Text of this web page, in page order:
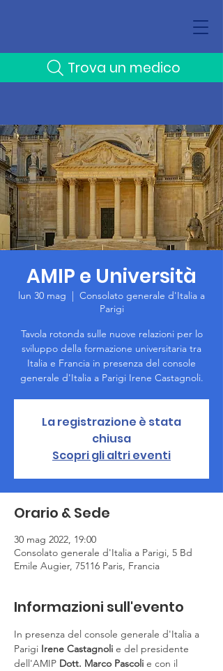
Trova un medico
AMIP e Università
lun 30 mag
  |
Consolato generale d'Italia a
Parigi
Tavola rotonda sulle nuove relazioni per lo
sviluppo della formazione universitaria tra
Italia e Francia in presenza del console
generale d'Italia a Parigi Irene Castagnoli.
La registrazione è stata
chiusa
Scopri gli altri eventi
Orario & Sede
30 mag 2022, 19:00
Consolato generale d'Italia a Parigi, 5 Bd
Emile Augier, 75116 Paris, Francia
Informazioni sull'evento
In presenza del console generale d'Italia a
Parigi Irene Castagnoli e del presidente
dell'AMIP Dott. Marco Pascoli e con il